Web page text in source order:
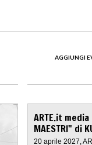
AGGIUNGI
ARTE.it
MAESTRI" di
20 aprile 2027,